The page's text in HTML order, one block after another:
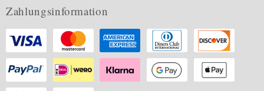
Zahlungsinformation